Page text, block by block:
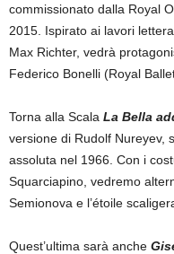
commissionato dalla Royal
2015. Ispirato ai lavori
Max Richter, vedrà
Federico Bonelli (Royal
Torna alla Scala La Bella
versione di Rudolf Nureyev,
assoluta nel 1966. Con i
Squarciapino, vedremo
Semionova e l’étoile
Quest’ultima sarà anche